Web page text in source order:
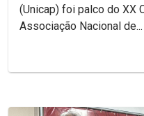
(Unicap) foi palco do XX
Associação Nacional de...